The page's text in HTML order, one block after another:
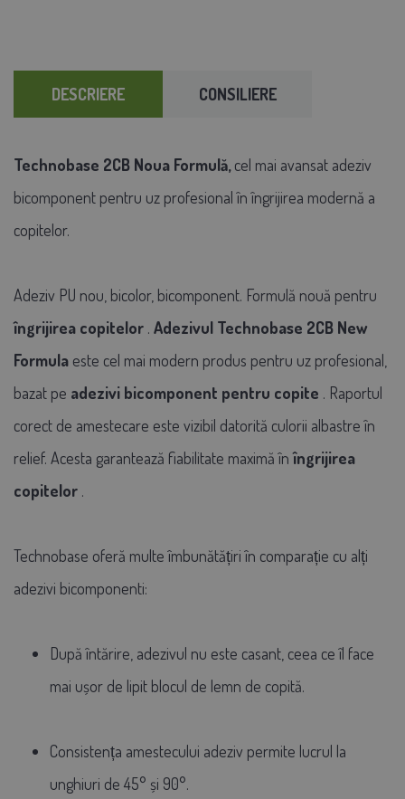
DESCRIERE CONSILIERE
Technobase 2CB Noua Formulă, cel mai avansat adeziv
bicomponent pentru uz profesional în îngrijirea modernă a
copitelor.
Adeziv PU nou, bicolor, bicomponent. Formulă nouă pentru
îngrijirea copitelor . Adezivul Technobase 2CB New
Formula este cel mai modern produs pentru uz profesional,
bazat pe adezivi bicomponent pentru copite . Raportul
corect de amestecare este vizibil datorită culorii albastre în
relief. Acesta garantează fiabilitate maximă înîngrijirea
copitelor .
Technobase oferă multe îmbunătățiri în comparație cu alți
adezivi bicomponenti:
După întărire, adezivul nu este casant, ceea ce îl face
mai ușor de lipit blocul de lemn de copită.
Consistența amestecului adeziv permite lucrul la
unghiuri de 45° și 90°.